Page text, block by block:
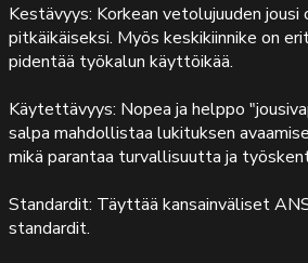
Kestävyys: Korkean vetolujuuden jousi
pitkäikäiseksi. Myös keskikiinnike on
pidentää työkalun käyttöikää.
Käytettävyys: Nopea ja helppo
salpa mahdollistaa lukituksen
mikä parantaa turvallisuutta ja
Standardit: Täyttää kansainväliset
standardit.